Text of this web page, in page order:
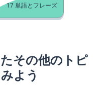
17 単語とフレーズ
その他のトピ
よう